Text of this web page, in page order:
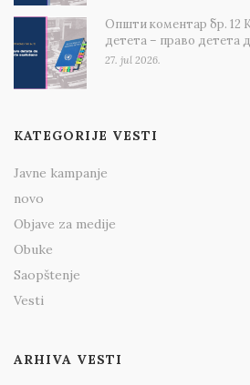
Општи коментар бр. 12
детета – право детета
27. jul 2026.
KATEGORIJE VESTI
Javne kampanje
novo
Objave za medije
Obuke
Saopštenje
Vesti
ARHIVA VESTI